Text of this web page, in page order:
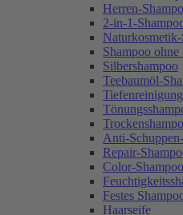
Herren-
2-in-1-
Shampoo
Silbershampoo
Teebaumöl-
Anti-
Repair-
Color-Shampoo
Festes
Haarseife